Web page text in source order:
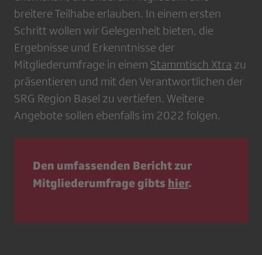
breitere Teilhabe erlauben. In einem ersten
Schritt wollen wir Gelegenheit bieten, die
Ergebnisse und Erkenntnisse der
Mitgliederumfrage in einem Stammtisch Xtra zu
präsentieren und mit den Verantwortlichen der
SRG Region Basel zu vertiefen. Weitere
Angebote sollen ebenfalls im 2022 folgen.
Den umfassenden Bericht zur
Mitgliederumfrage gibts hier.